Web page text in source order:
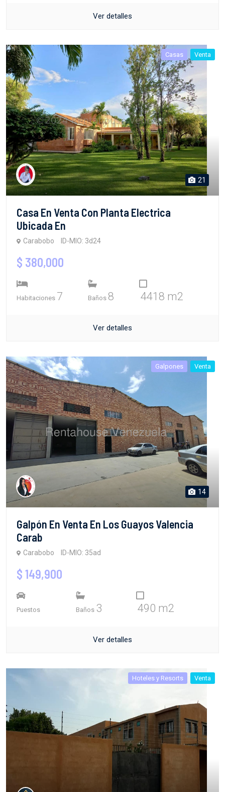
Ver detalles
Casas Venta
21
Casa En Venta Con Planta Electrica
Ubicada En
Carabobo ID-MIO: 3d24
$ 380,000
Habitaciones 7 Baños 8 4418 m2
Ver detalles
Galpones Venta
14
Galpón En Venta En Los Guayos Valencia
Carab
Carabobo ID-MIO: 35ad
$ 149,900
Puestos Baños 3 490 m2
Ver detalles
Hoteles y Resorts Venta